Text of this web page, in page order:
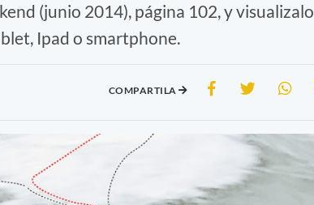
(junio 2014), página 102, y visualizalo
Ipad o smartphone.
COMPARTILA